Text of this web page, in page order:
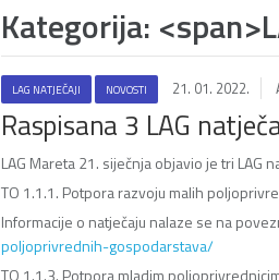
Kategorija:
LAG NATJEČAJI NOVOSTI 21. 01. 2022.
Raspisana 3 LAG
LAG Mareta 21. siječnja objavio je tri LAG
TO 1.1.1. Potpora razvoju malih
Informacije o natječaju nalaze se na
poljoprivrednih-gospodarstava/
TO 1.1.3. Potpora mladim